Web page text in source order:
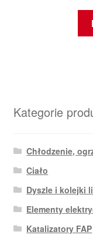
Kategorie
Chłodzenie,
Ciało
Dyszle i kolejki
Elementy
Katalizatory FAP